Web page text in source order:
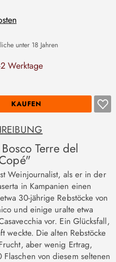
unter 18 Jahren
Werktage
KAUFEN
Terre del
Weinjournalist, als er in der
in Kampanien einen
30-jährige Rebstöcke von
und einige uralte etwa
vor. Ein Glücksfall,
weckte. Die alten Rebstöcke
aber wenig Ertrag,
von diesem seltenen